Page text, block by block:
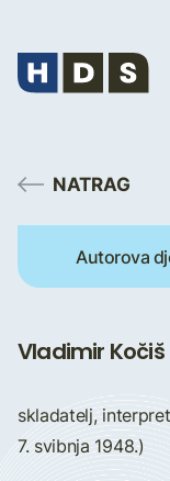
NATRAG
Autorova
Vladimir Kočiš
skladatelj,
7. svibnja 1948.)